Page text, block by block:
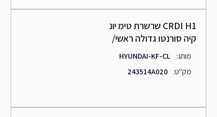
שרשרת טימ יונ CRDI H1
/קיה סורנטו גדולה ראשי
:מותג
HYUNDAI-KF-CL
:מק"ט
243514A020